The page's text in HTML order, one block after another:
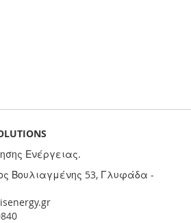
Ενέργειας.
Βουλιαγμένης 53, Γλυφάδα -